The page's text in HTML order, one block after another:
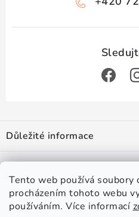
Tento web používá soubory
procházením tohoto webu
používáním. Více informací
p
a
Důležité informace
Doprava a platba
Obchodní podmínky
Podmínky ochrany osobních
Hodnocení obchodu
Věrnostní program
Velkoobchod
#botego